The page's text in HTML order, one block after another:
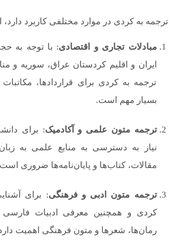
ترجمه به کردی در موارد مختلفی کاربرد دارد،
مبادلات تجاری و اقتصادی: با توجه به
ایران و اقلیم کردستان عراق، سوریه و
ترجمه به کردی برای قراردادها،
بسیار مهم است.
ترجمه متون علمی و آکادمیک: برای
نیاز به دسترسی به منابع علمی به
مقالات، کتاب‌ها و پایان‌نامه‌ها ضروری
ترجمه متون ادبی و فرهنگی: برای
کردی و همچنین معرفی ادبیات فارسی
رمان‌ها، شعرها و متون فرهنگی اهمیت